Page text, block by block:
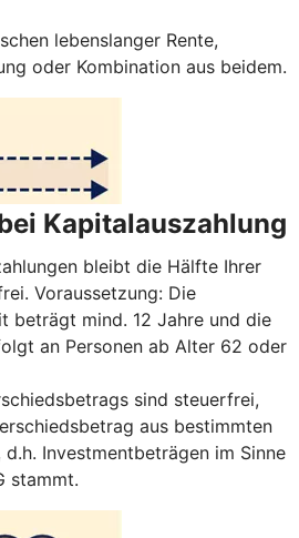
lebenslanger Rente,
oder Kombination aus beidem.
Kapitalauszahlung
bleibt die Hälfte Ihrer
Voraussetzung: Die
beträgt mind. 12 Jahre und die
an Personen ab Alter 62 oder
sind steuerfrei,
aus bestimmten
d.h. Investmentbeträgen im Sinne
stammt.